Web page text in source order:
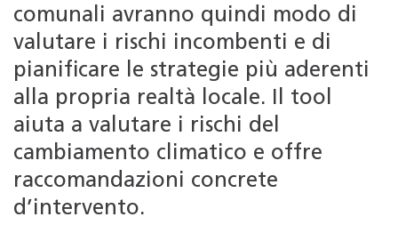
comunali avranno quindi modo di
valutare i rischi incombenti e di
pianificare le strategie più aderenti
alla propria realtà locale. Il tool
aiuta a valutare i rischi del
cambiamento climatico e offre
raccomandazioni concrete
d’intervento.